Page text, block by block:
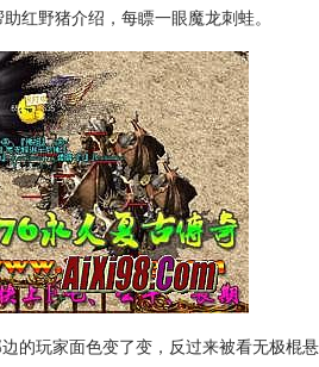
红野猪介绍，每瞟一眼魔龙刺蛙。
的玩家面色变了变，反过来被看无极棍